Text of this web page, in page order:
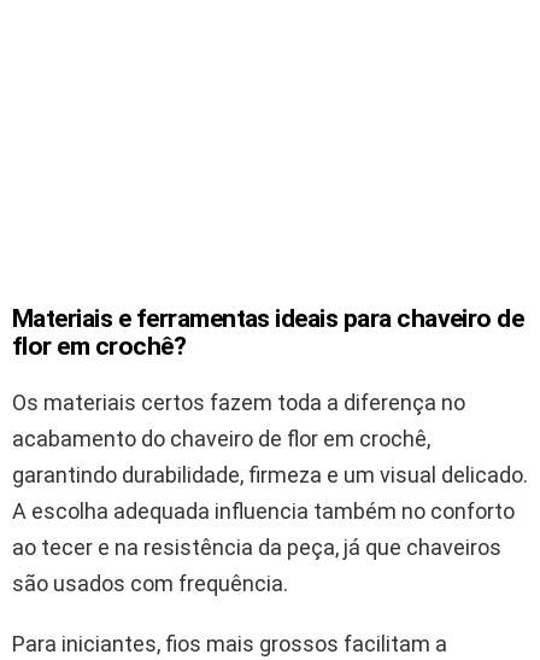
Materiais e ferramentas ideais para chaveiro de
flor em crochê?
Os materiais certos fazem toda a diferença no
acabamento do chaveiro de flor em crochê,
garantindo durabilidade, firmeza e um visual delicado.
A escolha adequada influencia também no conforto
ao tecer e na resistência da peça, já que chaveiros
são usados com frequência.
Para iniciantes, fios mais grossos facilitam a